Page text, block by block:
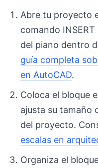
Abre tu proyecto
comando
del piano dentro
guía completa
en AutoCAD.
Coloca el bloque
ajusta su tamaño
del proyecto.
escalas en
Organiza el